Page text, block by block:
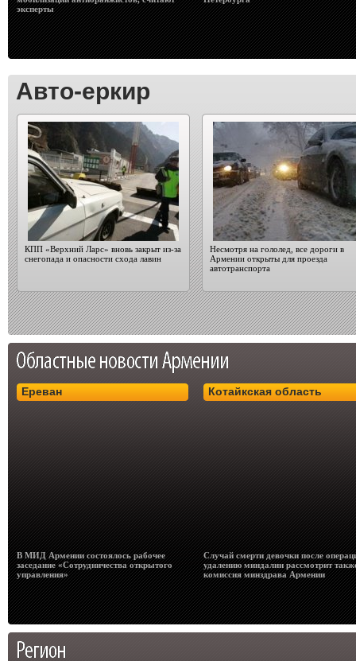
эксперты
Авто-еркир
КПП «Верхний Ларс» вновь закрыт из-за
снегопада и опасности схода лавин
Несмотря на гололед, все дороги в
Армении открыты для проезда
автотранспорта
Ереван
В МИД Армении состоялось рабочее
заседание «Сотрудничества открытого
управления»
Котайкская область
Случай смерти девочки после
удалению миндалин рассмотрит
комиссия минздрава Армении